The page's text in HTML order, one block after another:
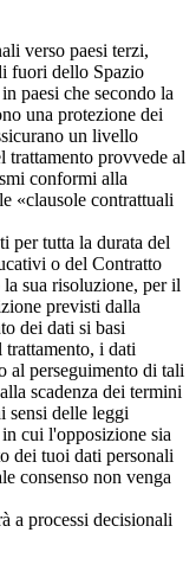
verso paesi terzi,
fuori dello Spazio
paesi che secondo la
una protezione dei
un livello
trattamento provvede al
conformi alla
«clausole contrattuali
per tutta la durata del
o del Contratto
sua risoluzione, per il
previsti dalla
dei dati si basi
i dati
al perseguimento di tali
scadenza dei termini
sensi delle leggi
cui l'opposizione sia
dei tuoi dati personali
consenso non venga
a processi decisionali